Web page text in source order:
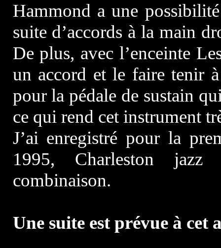
Hammond a une
suite d’accords à la main
De plus, avec l’enceinte
un accord et le faire tenir
pour la pédale de sustain
ce qui rend cet instrument
J’ai enregistré pour la
1995, Charleston jazz
combinaison.
Une suite est prévue à cet